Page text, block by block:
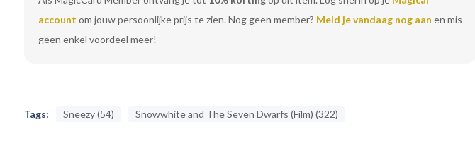
account om jouw persoonlijke prijs te zien. Nog geen member? Meld je vandaag nog aan en mis
geen enkel voordeel meer!
Tags: Sneezy (54) Snowwhite and The Seven Dwarfs (Film) (322)